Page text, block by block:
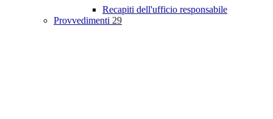
Recapiti dell'ufficio responsabile
Provvedimenti 29